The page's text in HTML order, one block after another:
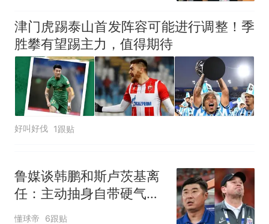
津门虎踢泰山首发阵容可能进行调整！季
胜攀有望踢主力，值得期待
好叫好伐 1跟贴
鲁媒谈韩鹏和斯卢茨基离
任：主动抽身自带硬气，
也足够体面
懂球帝 6跟贴